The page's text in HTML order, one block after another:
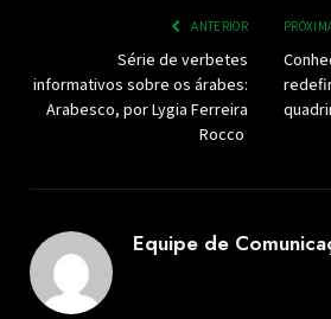
ANTERIOR
Série de verbetes
informativos sobre os árabes:
Arabesco, por Lygia Ferreira
Rocco
Equipe de